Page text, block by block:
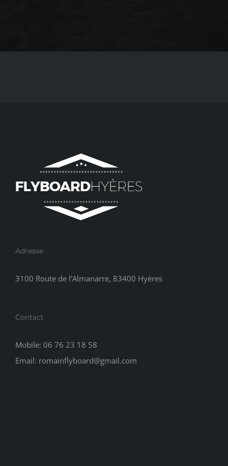
Adresse
3100 Route de l'Almanarre, 83400 Hyères
Contact
Mobile: 06 76 23 18 58
Email: romainflyboard@gmail.com